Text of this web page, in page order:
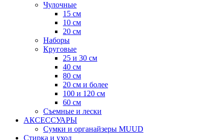
Чулочные
15 см
10 см
20 см
Наборы
Круговые
25 и 30 см
40 см
80 см
20 см и более
100 и 120 см
60 см
Съемные и лески
АКСЕССУАРЫ
Сумки и органайзеры MUUD
Стирка и уход